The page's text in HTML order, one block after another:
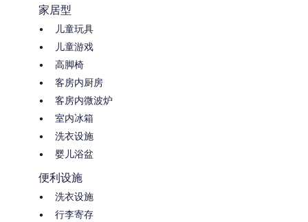
家居型
儿童玩具
儿童游戏
高脚椅
客房内厨房
客房内微波炉
室内冰箱
洗衣设施
婴儿浴盆
便利设施
洗衣设施
行李寄存